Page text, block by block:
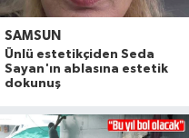
SAMSUN
Ünlü estetikçiden Seda
Sayan'ın ablasına estetik
dokunuş